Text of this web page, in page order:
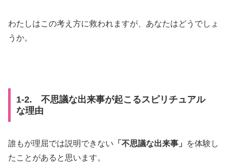
わたしはこの考え方に救われますが、あなたはどうでしょ
うか。
1-2. 不思議な出来事が起こるスピリチュアル
な理由
誰もが理屈では説明できない 「不思議な出来事」
を体験し
たことがあると思います。